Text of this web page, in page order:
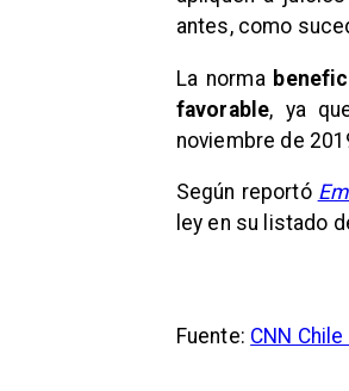
antes, como
La norma
favorable, ya
noviembre de
Según reportó
ley en su listado
Fuente: CNN